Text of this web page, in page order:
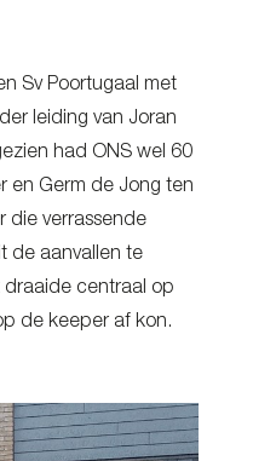
Sv Poortugaal met
leiding van Joran
had ONS wel 60
en Germ de Jong ten
die verrassende
de aanvallen te
draaide centraal op
de keeper af kon.